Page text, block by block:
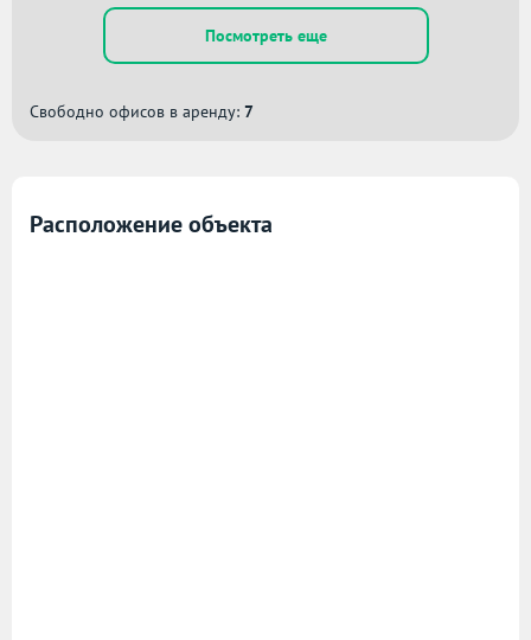
Посмотреть еще
Свободно офисов в аренду: 7
Расположение объекта